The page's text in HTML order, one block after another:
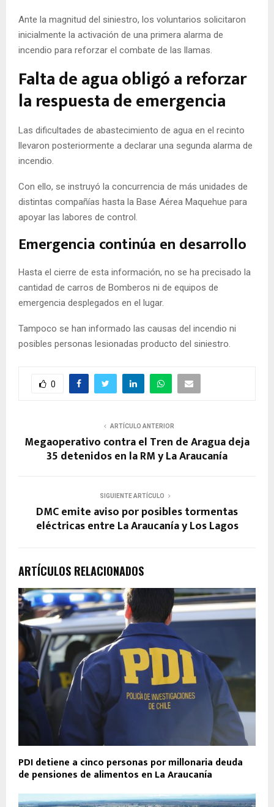
Ante la magnitud del siniestro, los voluntarios solicitaron
inicialmente la activación de una primera alarma de
incendio para reforzar el combate de las llamas.
Falta de agua obligó a reforzar
la respuesta de emergencia
Las dificultades de abastecimiento de agua en el recinto
llevaron posteriormente a declarar una segunda alarma de
incendio.
Con ello, se instruyó la concurrencia de más unidades de
distintas compañías hasta la Base Aérea Maquehue para
apoyar las labores de control.
Emergencia continúa en desarrollo
Hasta el cierre de esta información, no se ha precisado la
cantidad de carros de Bomberos ni de equipos de
emergencia desplegados en el lugar.
Tampoco se han informado las causas del incendio ni
posibles personas lesionadas producto del siniestro.
0
ARTÍCULO ANTERIOR
Megaoperativo contra el Tren de Aragua deja
35 detenidos en la RM y La Araucanía
SIGUIENTE ARTÍCULO
DMC emite aviso por posibles tormentas
eléctricas entre La Araucanía y Los Lagos
ARTÍCULOS RELACIONADOS
PDI detiene a cinco personas por millonaria deuda
de pensiones de alimentos en La Araucanía